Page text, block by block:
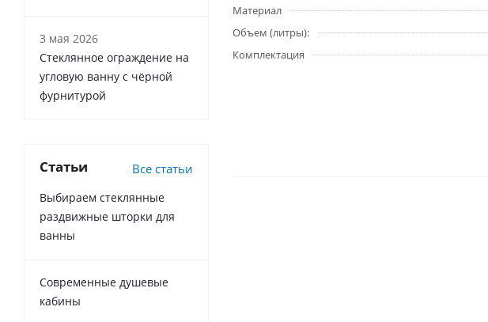
Материал
Объем (литры):
Комплектация
3 мая 2026
Стеклянное ограждение на
угловую ванну с чёрной
фурнитурой
Статьи Все статьи
Выбираем стеклянные
раздвижные шторки для
ванны
Современные душевые
кабины